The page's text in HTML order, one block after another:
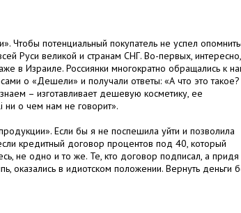
Чтобы потенциальный покупатель не успел
Руси великой и странам СНГ. Во-первых,
в Израиле. Россиянки многократно обращались к
о «Дешели» и получали ответы: «А что это такое?
– изготавливает дешевую косметику, ее
ни о чем нам не говорит».
Если бы я не поспешила уйти и позволила
кредитный договор процентов под 40, который
не одно и то же. Те, кто договор подписал, а придя
оказались в идиотском положении. Вернуть деньги